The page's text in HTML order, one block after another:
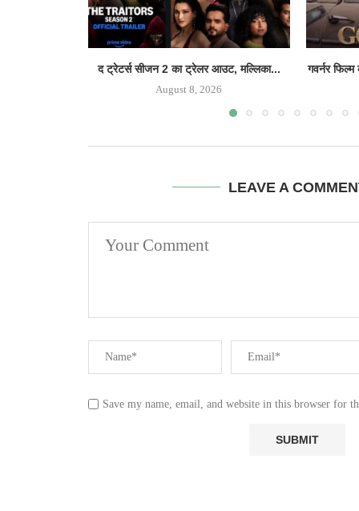
द ट्रेटर्स सीजन 2 का ट्रेलर आउट, मल्लिका...
August 8, 2026
गवर्नर
LEAVE A
Save my name, email, and website in this browser for